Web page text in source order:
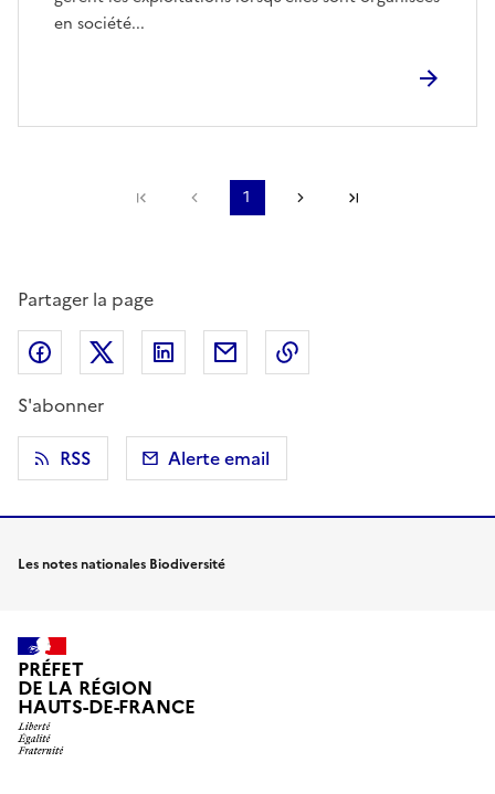
en société...
Première pagePage précédente
1 Page suivante
Partager la page
Partager sur Facebook
Partager sur X (anciennement Twitter)
Partager sur LinkedIn
Partager par email
S'abonner
RSS
Alerte email
Les notes nationales Biodiversité
PRÉFET
DE LA RÉGION
HAUTS-DE-FRANCE